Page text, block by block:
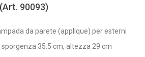
90093)
da parete (applique) per esterni
sporgenza 35.5 cm, altezza 29 cm